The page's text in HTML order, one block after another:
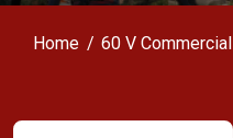
Home
60 V Commercial